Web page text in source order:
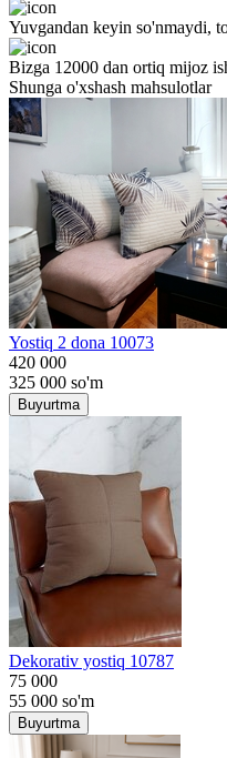
Yuvgandan keyin so'nmaydi,
Bizga 12000 dan ortiq mijoz
Shunga o'xshash mahsulotlar
Yostiq 2 dona 10073
420 000
325 000 so'm
Buyurtma
Dekorativ yostiq 10787
75 000
55 000 so'm
Buyurtma